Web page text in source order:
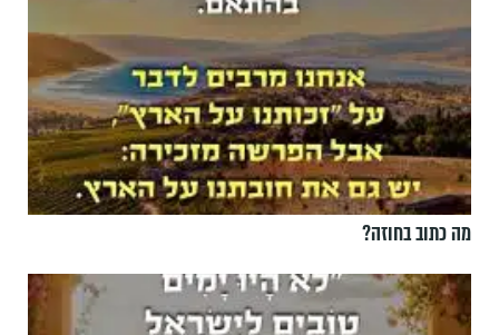
מה כתוב בחוזה?